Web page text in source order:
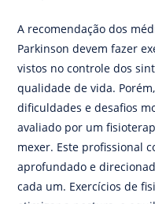
A recomendação dos
Parkinson devem fazer
vistos no controle dos
qualidade de vida.
dificuldades e desafios
avaliado por um
mexer. Este profissional
aprofundado e
cada um. Exercícios de